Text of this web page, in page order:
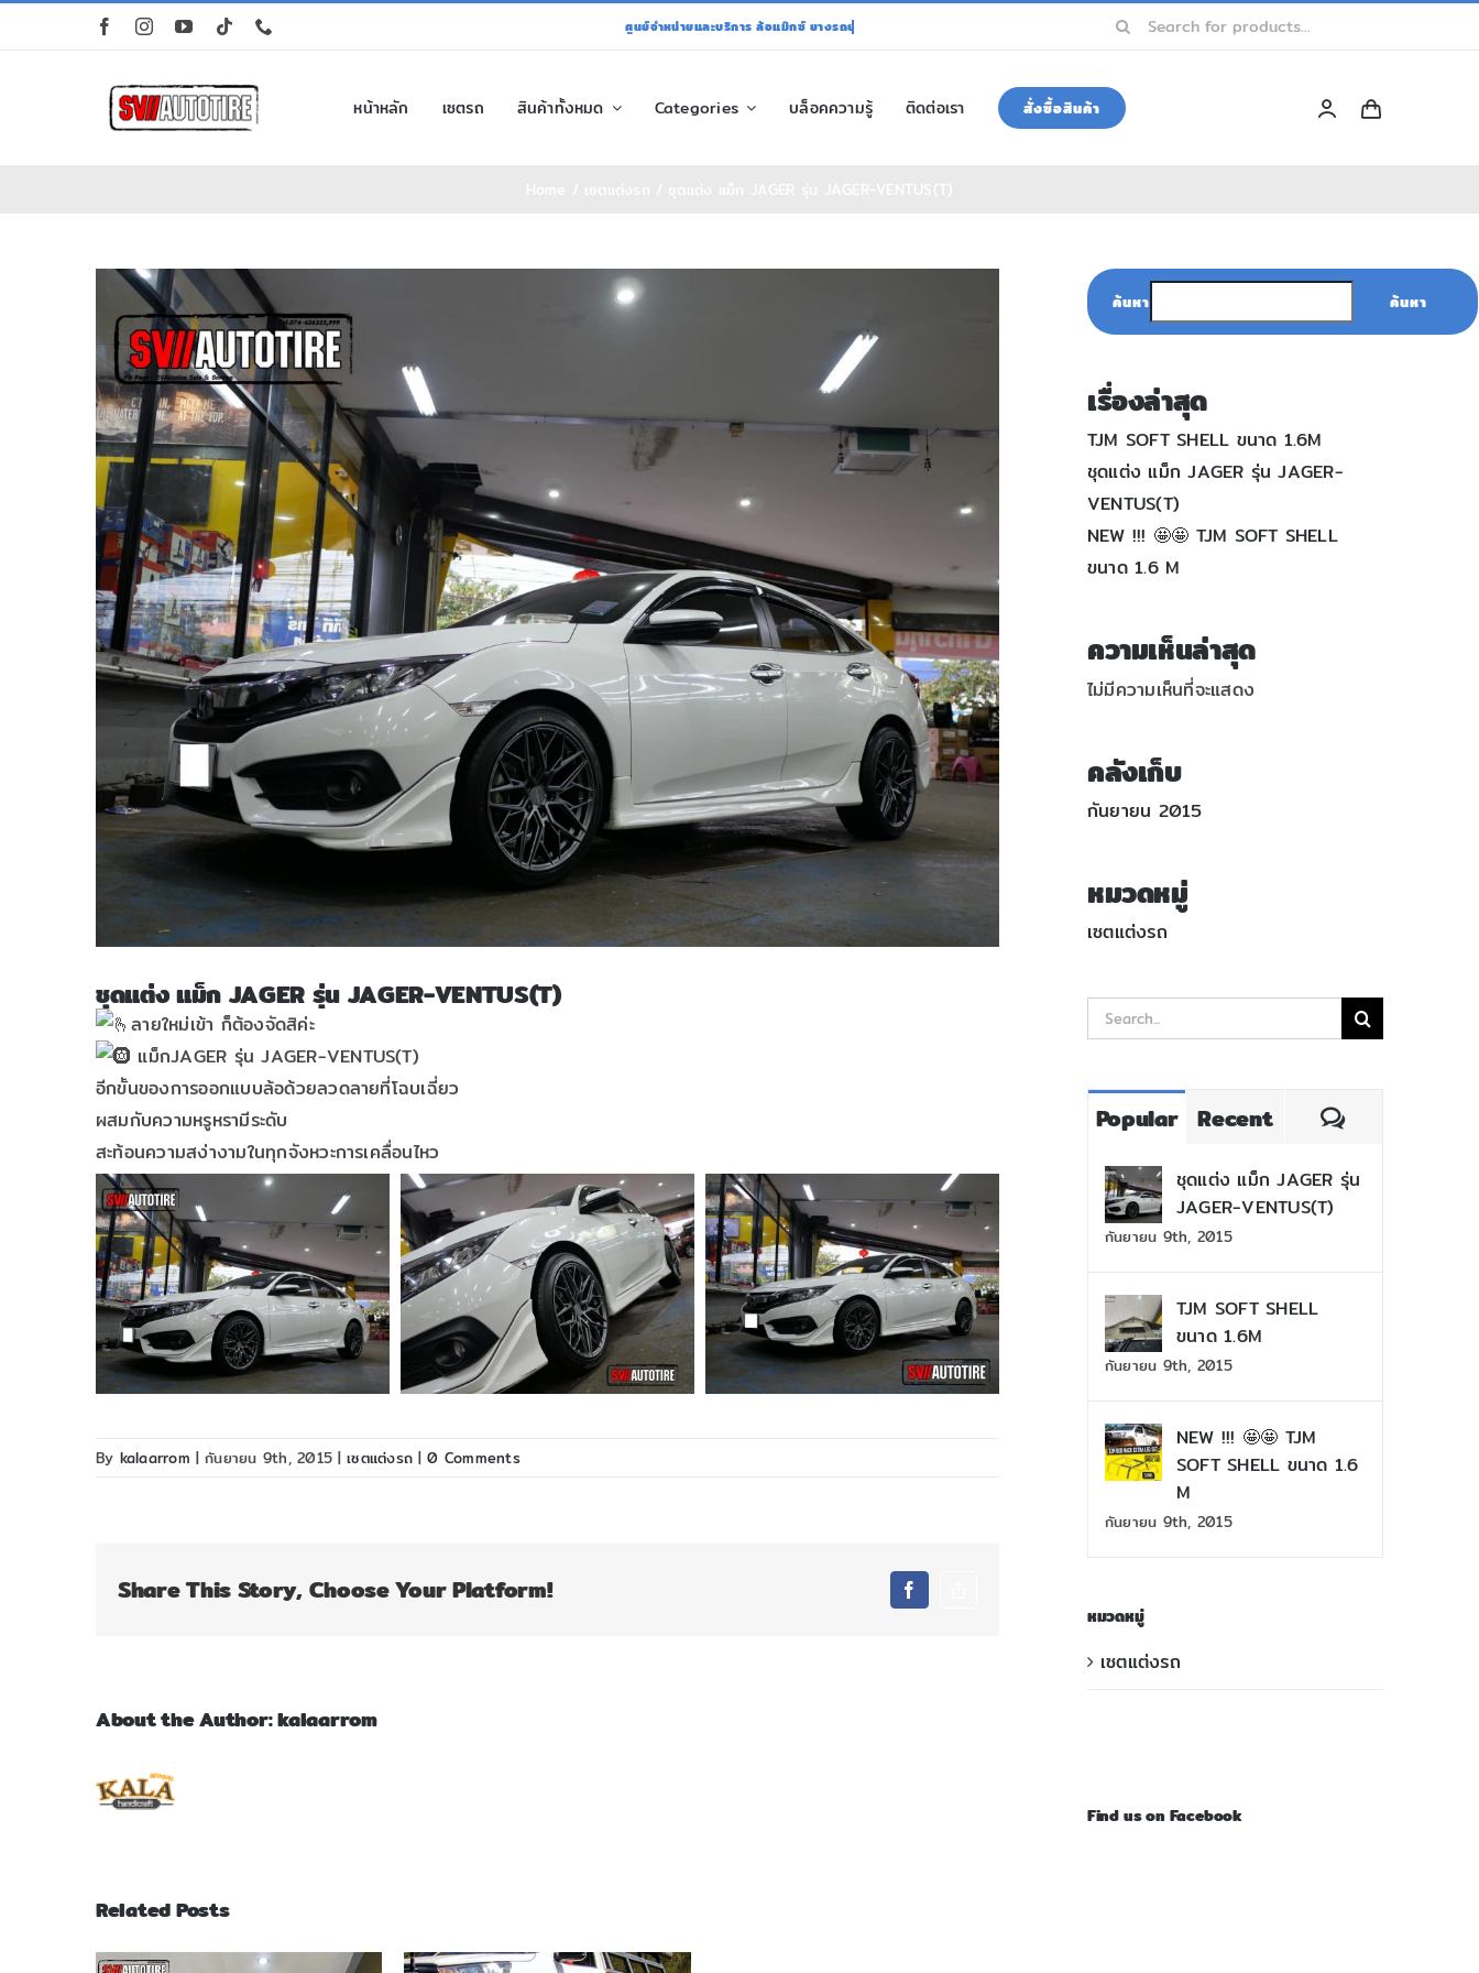
Search
หน้าหลัก เซตรถ สินค้าทั้งหมด Categories บล็อคความรู้ ติดต่อเรา สั่งซื้อสินค้า
View
Larger
Image
ชุดแต่ง แม็ก JAGER รุ่น JAGER-VENTUS(T)
ลายใหม่เข้า ก็ต้องจัดสิค่ะ
แม็กJAGER รุ่น JAGER-VENTUS(T)
อีกขั้นของการออกแบบล้อด้วยลวดลายที่โฉบเฉี่ยว
ผสมกับความหรูหรามีระดับ
สะท้อนความสง่างามในทุกจังหวะการเคลื่อนไหว
By kalaarrom | กันยายน 9th, 2015 | เซตแต่งรถ | 0 Comments
Share This Story, Choose Your Platform! Facebook
About the Author:kalaarrom
Related Posts
ค้นหา ค้นหา
เรื่องล่าสุด
TJM SOFT SHELL ขนาด 1.6M
ชุดแต่ง แม็ก JAGER รุ่น JAGER-
VENTUS(T)
NEW !!! 🤩🤩 TJM SOFT SHELL
ขนาด 1.6 M
ความเห็นล่าสุด
ไม่มีความเห็นที่จะแสดง
คลังเก็บ
กันยายน 2015
หมวดหมู่
เซตแต่งรถ
Search
for:
Popular Recent Comments
ชุดแต่ง แม็ก JAGER รุ่น
JAGER-VENTUS(T)
กันยายน 9th, 2015
TJM SOFT SHELL
ขนาด 1.6M
กันยายน 9th, 2015
NEW !!! 🤩🤩 TJM
SOFT SHELL ขนาด 1.6
M
กันยายน 9th, 2015
หมวดหมู่
เซตแต่งรถ
Find us on Facebook